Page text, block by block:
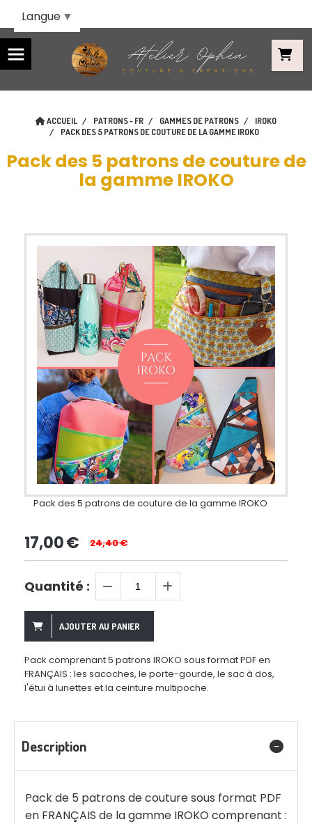
ACCUEIL PATRONS - FR GAMMES DE PATRONS
IROKO
PACK DES 5 PATRONS DE COUTURE DE LA GAMME IROKO
Pack des 5 patrons de couture de
la gamme IROKO
Pack des 5 patrons de couture de la gamme IROKO
17,00€ 24,40€
Quantité :
AJOUTER AU PANIER
Pack comprenant 5 patrons IROKO sous format PDF en
FRANÇAIS : les sacoches, le porte-gourde, le sac à dos,
l'étui à lunettes et la ceinture multipoche.
Description
Pack de 5 patrons de couture sous format PDF
en FRANÇAIS de la gamme IROKO comprenant :
Langue ▼